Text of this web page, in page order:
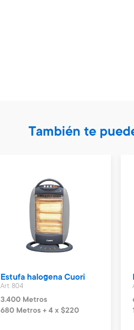
También te
Estufa halogena Cuori
Art. 804
3.400 Metros
680 Metros + 4 x $220